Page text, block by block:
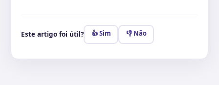
Este artigo foi útil? 👍 Sim 👎 Não